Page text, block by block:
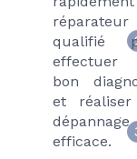
réparateur
qualifié
bon
et
dépannage
efficace.